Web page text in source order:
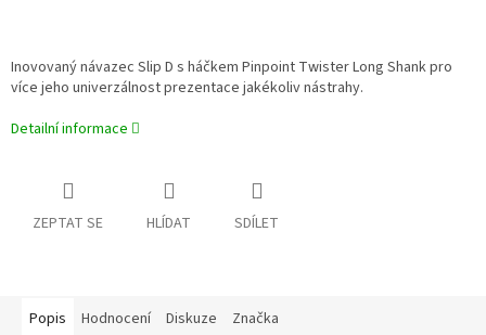
Inovovaný návazec Slip D s háčkem Pinpoint Twister Long Shank pro
více jeho univerzálnost prezentace jakékoliv nástrahy.
Detailní informace
ZEPTAT SE HLÍDAT SDÍLET
Popis Hodnocení Diskuze Značka